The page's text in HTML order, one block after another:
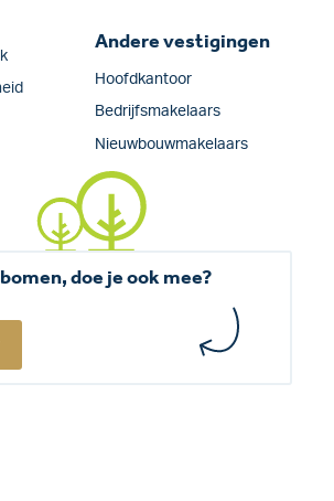
Andere vestigingen
Hoofdkantoor
Bedrijfsmakelaars
Nieuwbouwmakelaars
doe je ook mee?